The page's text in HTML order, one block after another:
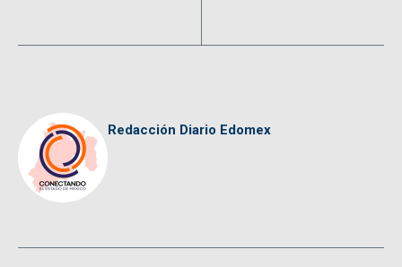
Redacción Diario Edomex